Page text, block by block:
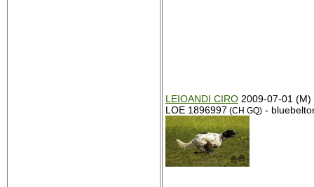
LEIOANDI CIRO 2009-07-01 (M)
LOE 1896997 (CH GQ) -